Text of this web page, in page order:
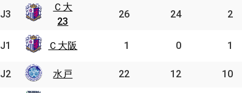
Ｃ大
23
26 24 2
Ｃ大
阪
1 0 1
水戸 22 12 10
J3
Ｃ大
23
J1 Ｃ大阪
J2 水戸